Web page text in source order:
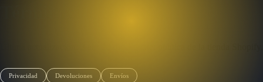
Privacidad Devoluciones Envíos